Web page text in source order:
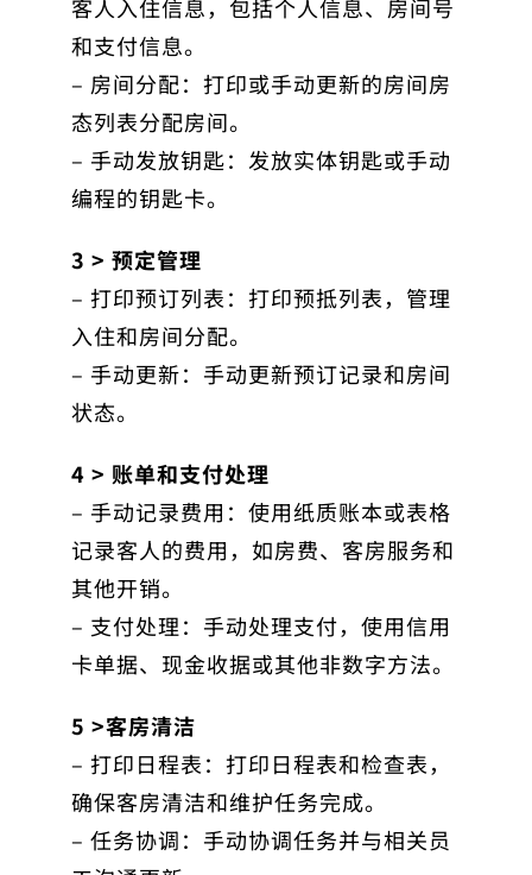
客人入住信息，包括个人信息、房间号
和支付信息。
– 房间分配：打印或手动更新的房间房
态列表分配房间。
– 手动发放钥匙：发放实体钥匙或手动
编程的钥匙卡。
3 > 预定管理
– 打印预订列表：打印预抵列表，管理
入住和房间分配。
– 手动更新：手动更新预订记录和房间
状态。
4 > 账单和支付处理
– 手动记录费用：使用纸质账本或表格
记录客人的费用，如房费、客房服务和
其他开销。
– 支付处理：手动处理支付，使用信用
卡单据、现金收据或其他非数字方法。
5 >客房清洁
– 打印日程表：打印日程表和检查表，
确保客房清洁和维护任务完成。
– 任务协调：手动协调任务并与相关员